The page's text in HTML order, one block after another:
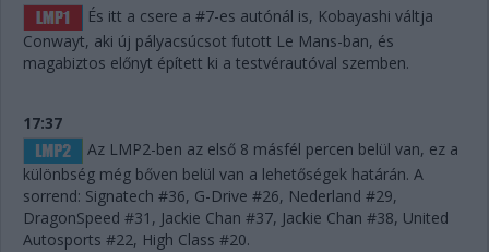
És itt a csere a #7-es autónál is, Kobayashi váltja
Conwayt, aki új pályacsúcsot futott Le Mans-ban, és
magabiztos előnyt épített ki a testvérautóval szemben.
17:37
Az LMP2-ben az első 8 másfél percen belül van, ez a
különbség még bőven belül van a lehetőségek határán. A
sorrend: Signatech #36, G-Drive #26, Nederland #29,
DragonSpeed #31, Jackie Chan #37, Jackie Chan #38, United
Autosports #22, High Class #20.